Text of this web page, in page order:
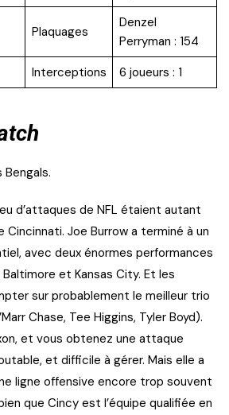
Plaquages
Denzel
Perryman : 154
Interceptions 6 joueurs : 1
Bengals.
d’attaques de NFL étaient autant
Joe Burrow a terminé à un
avec deux énormes performances
et Kansas City. Et les
sur probablement le meilleur trio
Chase, Tee Higgins, Tyler Boyd).
et vous obtenez une attaque
et difficile à gérer. Mais elle a
ligne offensive encore trop souvent
que Cincy est l’équipe qualifiée en